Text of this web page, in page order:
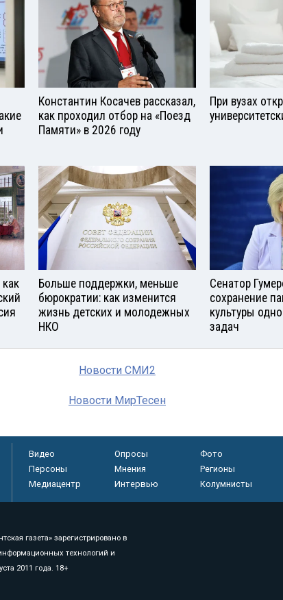
Константин Косачев рассказал,
как проходил отбор на «Поезд
Памяти» в 2026 году
При вузах
Больше поддержки, меньше
бюрократии: как изменится
жизнь детских и молодежных
НКО
Сенатор
сохранение
культуры
задач
Новости СМИ2
Новости МирТесен
Видео Опросы
Фото
Персоны
Мнения
Регионы
Медиацентр
Интервью Колумнисты
газета» зарегистрировано в
технологий и
2011 года. 18+